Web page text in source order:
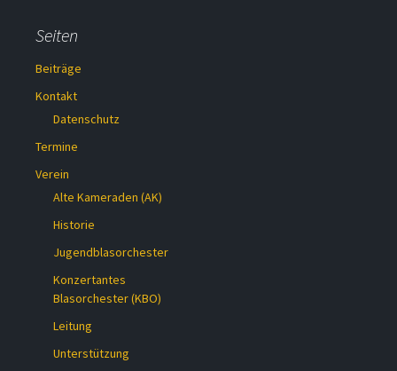
Seiten
Beiträge
Kontakt
Datenschutz
Termine
Verein
Alte Kameraden (AK)
Historie
Jugendblasorchester
Konzertantes
Blasorchester (KBO)
Leitung
Unterstützung